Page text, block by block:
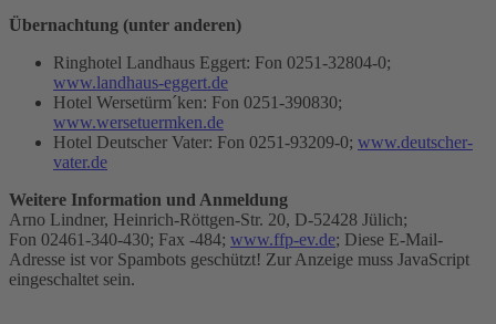
Übernachtung (unter anderen)
Ringhotel Landhaus Eggert: Fon 0251-32804-0;
www.landhaus-eggert.de
Hotel Wersetürm´ken: Fon 0251-390830;
www.wersetuermken.de
Hotel Deutscher Vater: Fon 0251-93209-0; www.deutscher-
vater.de
Weitere Information und Anmeldung
Arno Lindner, Heinrich-Röttgen-Str. 20, D-52428 Jülich;
Fon 02461-340-430; Fax -484; www.ffp-ev.de; Diese E-Mail-
Adresse ist vor Spambots geschützt! Zur Anzeige muss JavaScript
eingeschaltet sein.